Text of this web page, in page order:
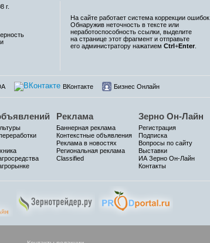
г.
На сайте работает система коррекции ошибок.
Обнаружив неточность в тексте или
неработоспособность ссылки, выделите
на странице этот фрагмент и отправьте
его администратору нажатием Ctrl+Enter
ВКонтакте Бизнес Онлайн
Реклама
Баннерная реклама
Контекстные объявления
Реклама в новостях
Региональная реклама
Classified
Зерно Он-Лайн
Регистрация
Подписка
Вопросы по сайту
Выставки
ИА Зерно Он-Лайн
Контакты